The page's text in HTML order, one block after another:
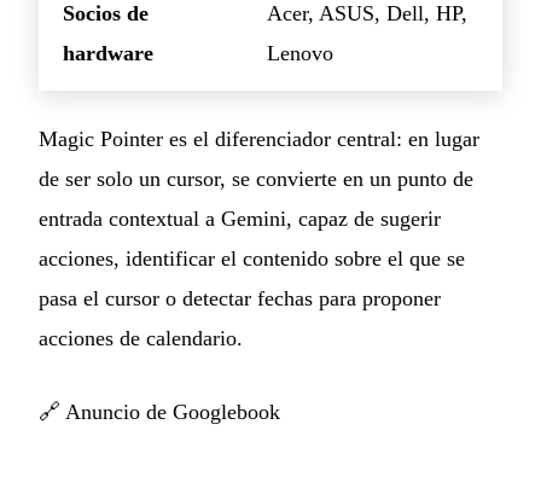
Socios de
hardware
Acer, ASUS, Dell, HP,
Lenovo
Magic Pointer es el diferenciador central: en lugar
de ser solo un cursor, se convierte en un punto de
entrada contextual a Gemini, capaz de sugerir
acciones, identificar el contenido sobre el que se
pasa el cursor o detectar fechas para proponer
acciones de calendario.
🔗 Anuncio de Googlebook